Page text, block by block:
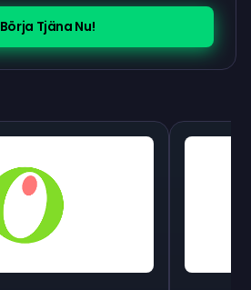
Börja Tjäna Nu!